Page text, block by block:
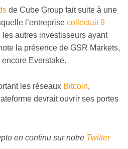
de Cube Group fait suite à une
l’entreprise collectait 9
les autres investisseurs ayant
la présence de GSR Markets,
Everstake.
les réseaux Bitcoin,
devrait ouvrir ses portes
en continu sur notre Twitter